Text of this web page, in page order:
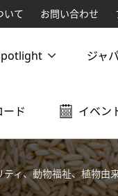
いて お問い合わせ
ジャ
ド イベン
、動物福祉、植物由来の食生